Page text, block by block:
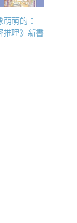
萌的：
推理》新書